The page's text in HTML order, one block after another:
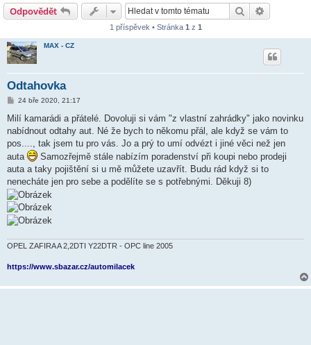
Odpovědět Hledat
1 příspěvek • Stránka 1 z 1
MAX - CZ
Odtahovka
P
í
p
ě
e
k
24 bře 2020, 21:17
Milí kamarádi a přátelé. Dovoluji si vám "z vlastní zahrádky" jako novinku
nabídnout odtahy aut. Né že bych to někomu přál, ale když se vám to
pos...., tak jsem tu pro vás. Jo a prý to umí odvézt i jiné věci než jen
auta
Samozřejmě stále nabízím poradenství při koupi nebo prodeji
auta a taky pojištění si u mě můžete uzavřít. Budu rád když si to
nenecháte jen pro sebe a podělíte se s potřebnými. Děkuji 8)
OPEL ZAFIRA A 2,2DTI Y22DTR - OPC line 2005
https://www.sbazar.cz/automilacek